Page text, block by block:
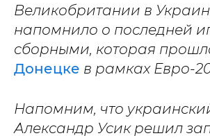
Великобритании в
напомнило о последней
сборными, которая
Донецке в рамках Евро-
Напомним, что
Александр Усик решил